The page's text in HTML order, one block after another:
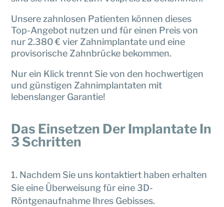
Unsere zahnlosen Patienten können dieses
Top-Angebot nutzen und für einen Preis von
nur 2.380 € vier Zahnimplantate und eine
provisorische Zahnbrücke bekommen.
Nur ein Klick trennt Sie von den hochwertigen
und günstigen Zahnimplantaten mit
lebenslanger Garantie!
Das Einsetzen Der Implantate In
3 Schritten
Nachdem Sie uns kontaktiert haben erhalten
Sie eine Überweisung für eine 3D-
Röntgenaufnahme Ihres Gebisses.